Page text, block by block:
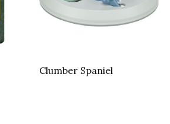
Clumber Spaniel